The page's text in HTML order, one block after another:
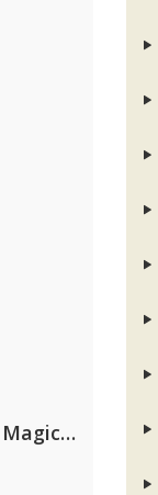
Purple Disco Machine & The Magician